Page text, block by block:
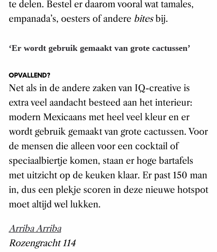
te delen. Bestel er daarom vooral wat tamales,
empanada’s, oesters of andere bitesbij.
‘Er wordt gebruik gemaakt van grote cactussen’
OPVALLEND?
Net als in de andere zaken van IQ-creative is
extra veel aandacht besteed aan het interieur:
modern Mexicaans met heel veel kleur en er
wordt gebruik gemaakt van grote cactussen. Voor
de mensen die alleen voor een cocktail of
speciaalbiertje komen, staan er hoge bartafels
met uitzicht op de keuken klaar. Er past 150 man
in, dus een plekje scoren in deze nieuwe hotspot
moet altijd wel lukken.
Arriba Arriba
Rozengracht 114